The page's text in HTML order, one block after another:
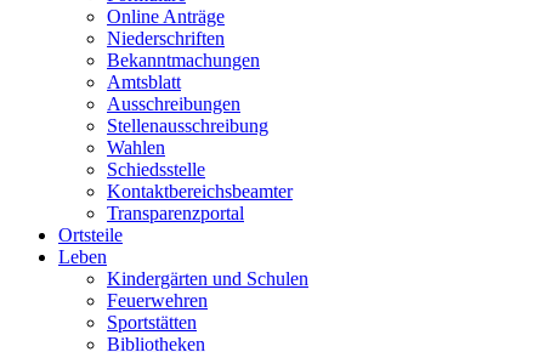
Online Anträge
Niederschriften
Bekanntmachungen
Amtsblatt
Ausschreibungen
Stellenausschreibung
Wahlen
Schiedsstelle
Kontaktbereichsbeamter
Transparenzportal
Ortsteile
Leben
Kindergärten und Schulen
Feuerwehren
Sportstätten
Bibliotheken